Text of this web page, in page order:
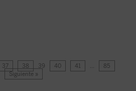
37 38 39 40 41 …
85
Siguiente »